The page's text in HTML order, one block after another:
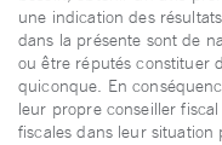
une indication des
dans la présente sont de
ou être réputés constituer
quiconque. En
leur propre conseiller
fiscales dans leur situation